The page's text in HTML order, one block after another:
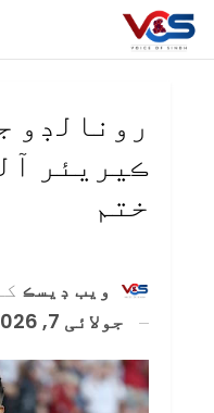
رونالڊو
ڪيريئر
ختم
ويب ڊيسڪ
جولائی 7, 2026